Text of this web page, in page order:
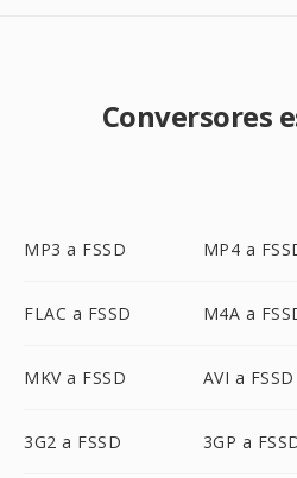
Conversores
MP3 a FSSD MP4 a
FLAC a FSSD M4A a
MKV a FSSD AVI a FSSD
3G2 a FSSD 3GP a